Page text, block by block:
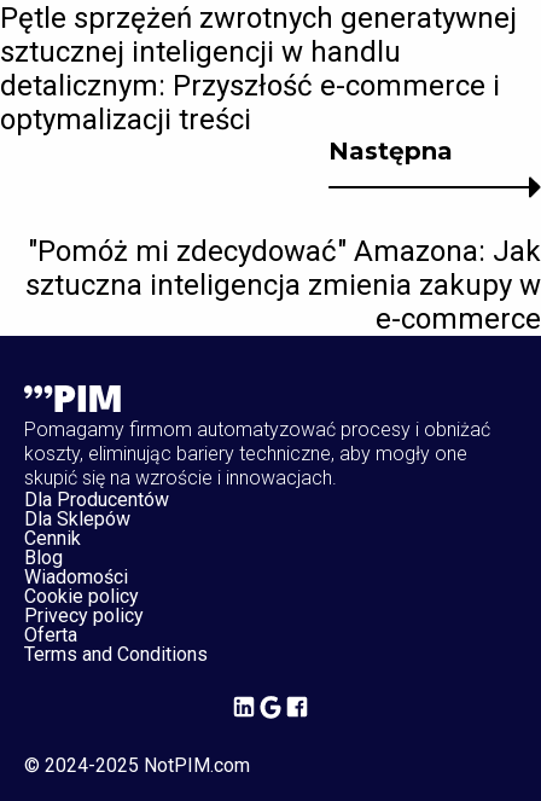
Następna
"Pomóż mi zdecydować" Amazona: Jak
sztuczna inteligencja zmienia zakupy w
e-commerce
Pętle sprzężeń zwrotnych generatywnej
sztucznej inteligencji w handlu
detalicznym: Przyszłość e-commerce i
optymalizacji treści
Pomagamy firmom automatyzować procesy i obniżać
koszty, eliminując bariery techniczne, aby mogły one
skupić się na wzroście i innowacjach.
Dla Producentów
Dla Sklepów
Cennik
Blog
Wiadomości
Cookie policy
Privecy policy
Oferta
Terms and Conditions
© 2024-2025 NotPIM.com